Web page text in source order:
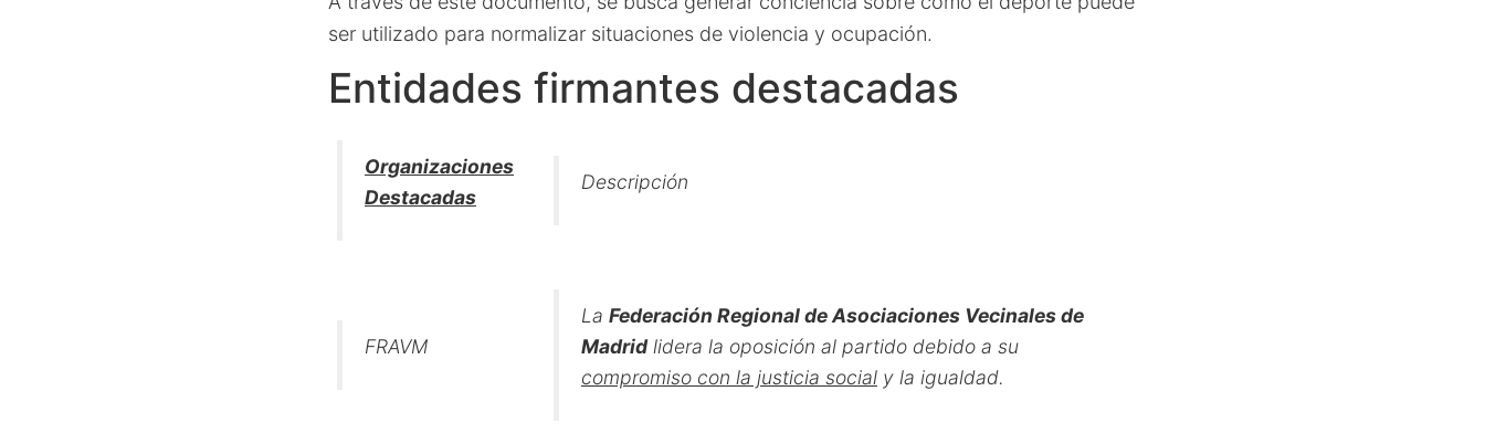
ser utilizado para normalizar situaciones de violencia y ocupación.
Entidades firmantes destacadas
Organizaciones
Destacadas
Descripción
FRAVM
La Federación Regional de Asociaciones Vecinales de
Madridlidera la oposición al partido debido a su
compromiso con la justicia social y la igualdad.